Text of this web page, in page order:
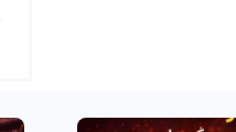
تحلیل، به نمودار